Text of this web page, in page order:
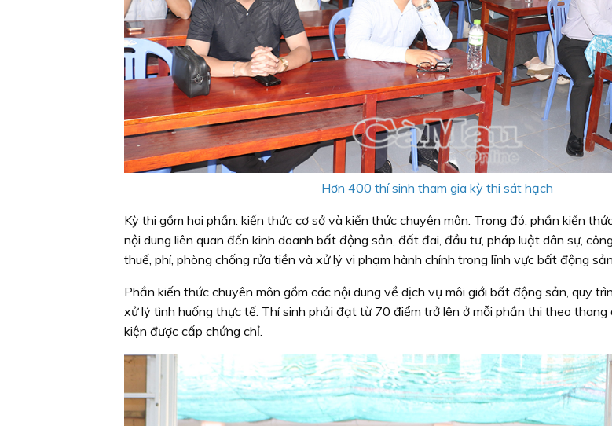
Hơn 400 thí sinh tham gia kỳ thi sát hạch
Kỳ thi gồm hai phần: kiến thức cơ sở và kiến thức chuyên môn. Trong đó, phần kiến
nội dung liên quan đến kinh doanh bất động sản, đất đai, đầu tư, pháp luật dân sự,
thuế, phí, phòng chống rửa tiền và xử lý vi phạm hành chính trong lĩnh vực bất động sản.
Phần kiến thức chuyên môn gồm các nội dung về dịch vụ môi giới bất động sản, quy
xử lý tình huống thực tế. Thí sinh phải đạt từ 70 điểm trở lên ở mỗi phần thi theo thang
kiện được cấp chứng chỉ.